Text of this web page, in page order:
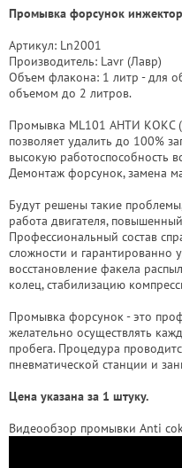
Промывка форсунок
Артикул: Ln2001
Производитель: Lavr (Лавр)
Объем флакона: 1 литр - для
объемом до 2 литров.
Промывка ML101 АНТИ КОКС
позволяет удалить до 100%
высокую работоспособность
Демонтаж форсунок, замена
Будут решены такие
работа двигателя,
Профессиональный состав
сложности и гарантированно
восстановление факела
колец, стабилизацию
Промывка форсунок - это
желательно осуществлять
пробега. Процедура
пневматической станции и
Цена указана за 1 штуку.
Видеообзор промывки Anti